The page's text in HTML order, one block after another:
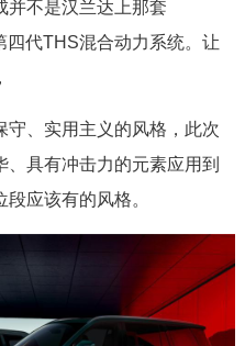
并不是汉兰达上那套
四代THS混合动力系统。让
守、实用主义的风格，此次
具有冲击力的元素应用到
应该有的风格。